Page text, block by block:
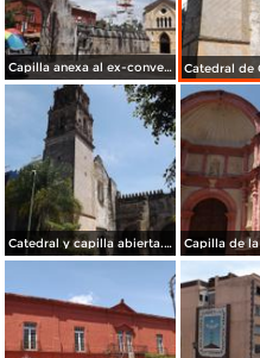
Capilla anexa al ex-convento de Cuernavaca. Septiembre/2015
Catedral y capilla abierta. Septiembre/2015